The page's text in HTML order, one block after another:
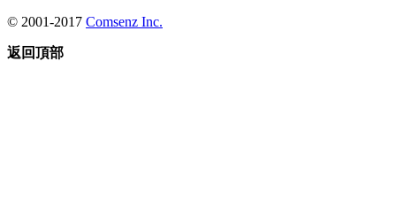
© 2001-2017 Comsenz Inc.
返回頂部